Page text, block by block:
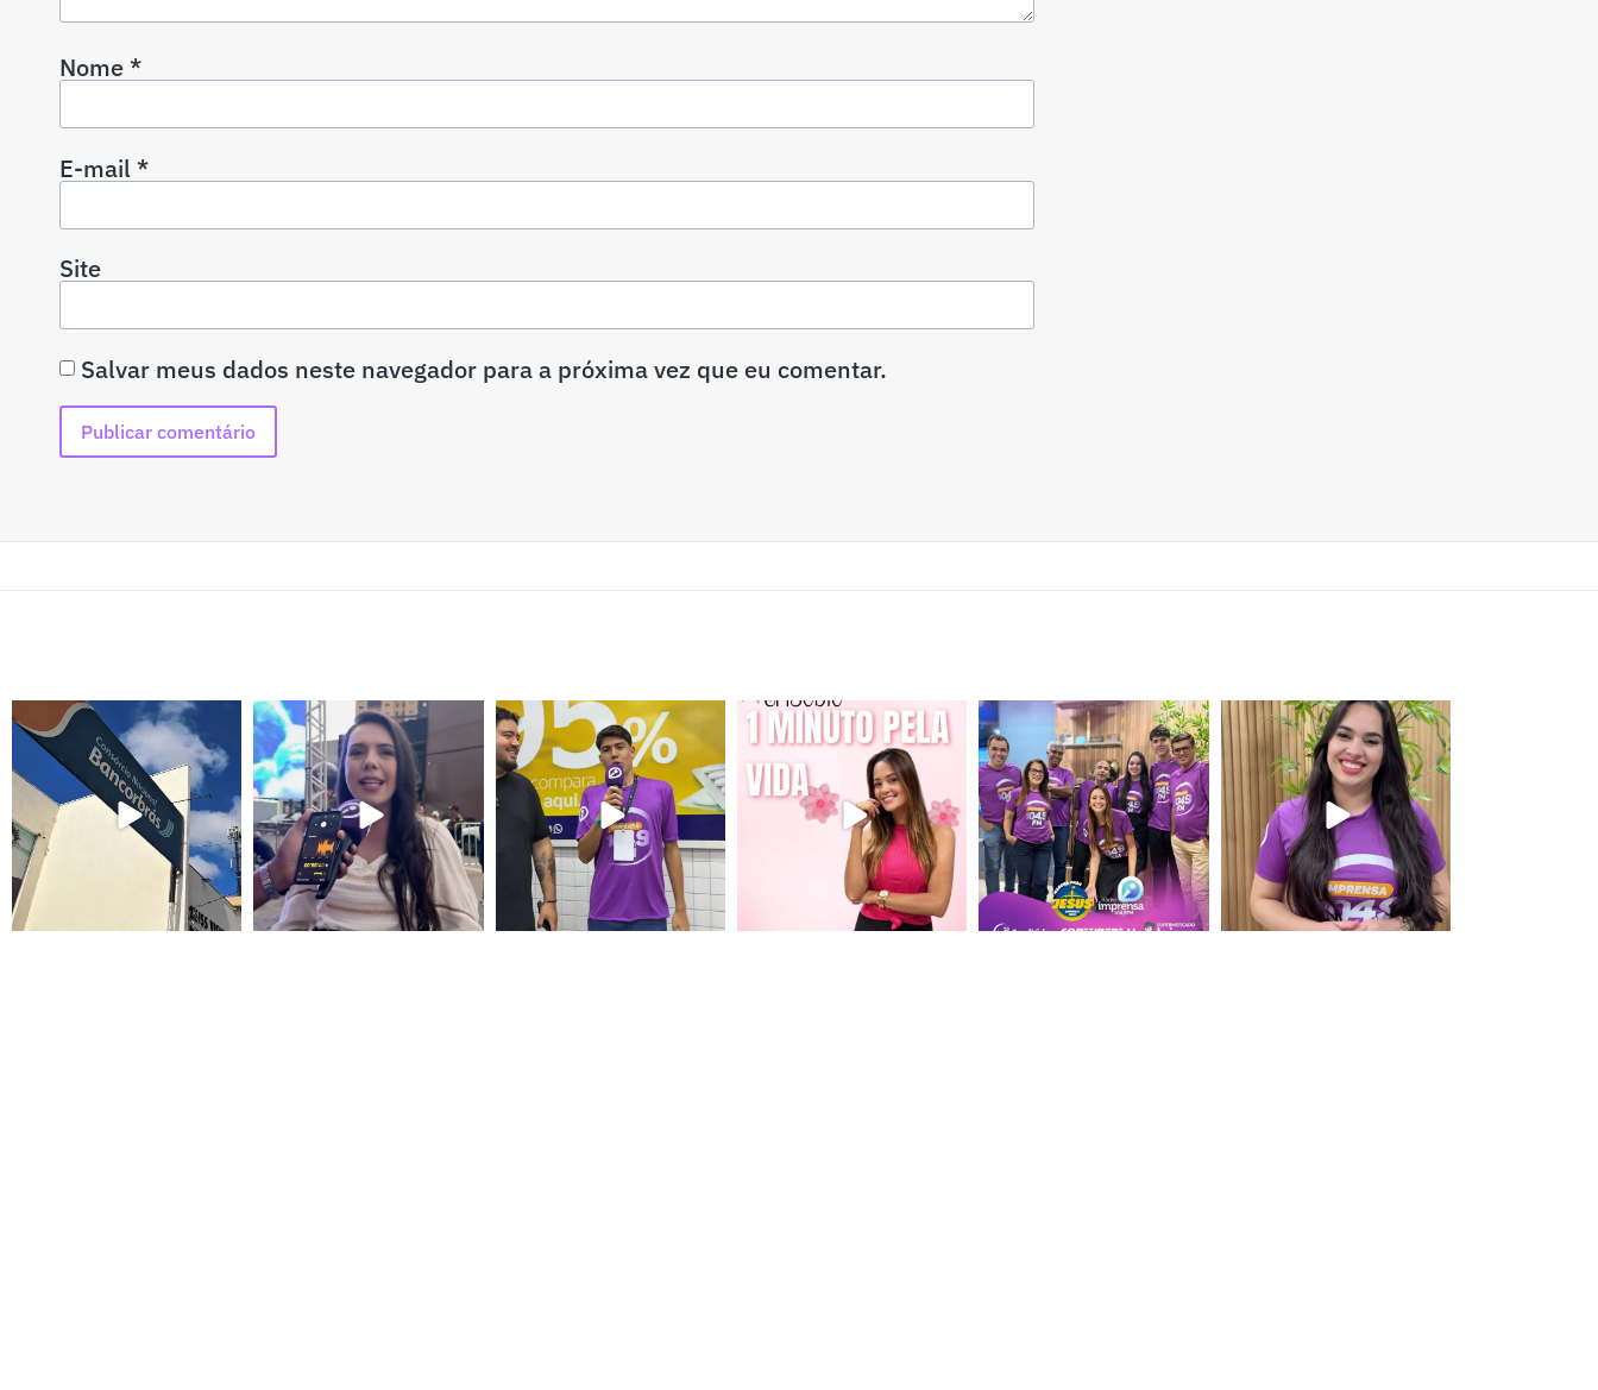
Nome*
E-mail*
Site
Salvar meus dados neste navegador para a próxima vez que eu comentar.